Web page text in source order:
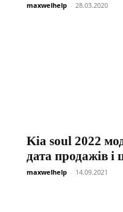
maxwelhelp - 28.03.2020
Kia soul 2022
дата продажів і
maxwelhelp - 14.09.2021